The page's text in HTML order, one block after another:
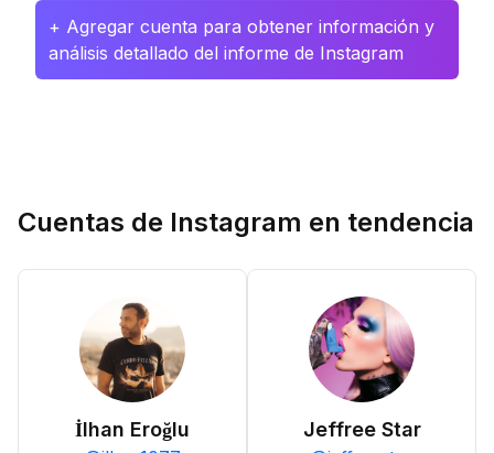
+ Agregar cuenta para obtener información y
análisis detallado del informe de Instagram
Cuentas de Instagram en tendencia
İlhan Eroğlu Jeffree Star